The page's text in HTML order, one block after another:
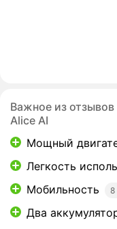
Важное из
Alice AI
Мощный
Легкость
Мобильность 8
Два